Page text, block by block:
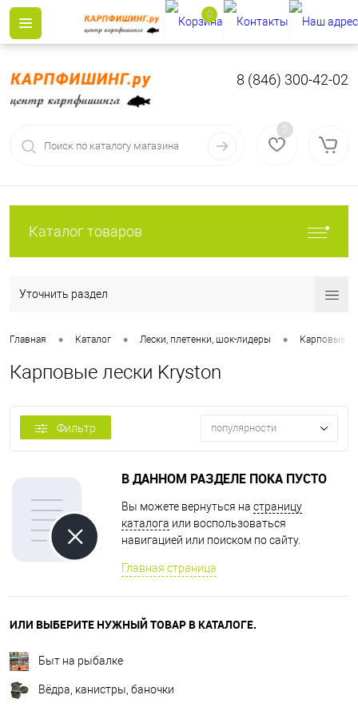
8 (846) 300-42-02
0
Каталог товаров
Уточнить раздел
Главная • Каталог • Лески, плетенки, шок-лидеры • Карповые
Карповые лески Kryston
Фильтр популярности
В ДАННОМ РАЗДЕЛЕ ПОКА ПУСТО
Вы можете вернуться на страницу
каталога или воспользоваться
навигацией или поиском по сайту.
Главная страница
ИЛИ ВЫБЕРИТЕ НУЖНЫЙ ТОВАР В КАТАЛОГЕ.
Быт на рыбалке
Вёдра, канистры, баночки
0